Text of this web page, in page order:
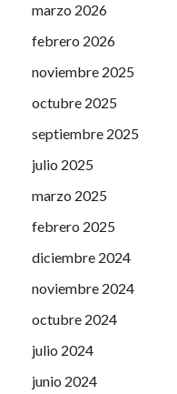
marzo 2026
febrero 2026
noviembre 2025
octubre 2025
septiembre 2025
julio 2025
marzo 2025
febrero 2025
diciembre 2024
noviembre 2024
octubre 2024
julio 2024
junio 2024